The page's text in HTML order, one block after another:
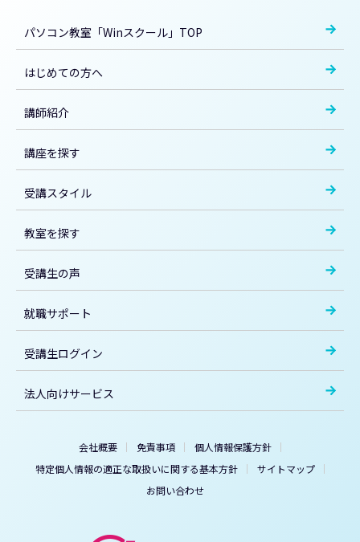
パソコン教室「Winスクール」TOP
はじめての方へ
講師紹介
講座を探す
受講スタイル
教室を探す
受講生の声
就職サポート
受講生ログイン
法人向けサービス
会社概要 免責事項
個人情報保護方針
特定個人情報の適正な取扱いに関する基本方針
サイトマップ
お問い合わせ